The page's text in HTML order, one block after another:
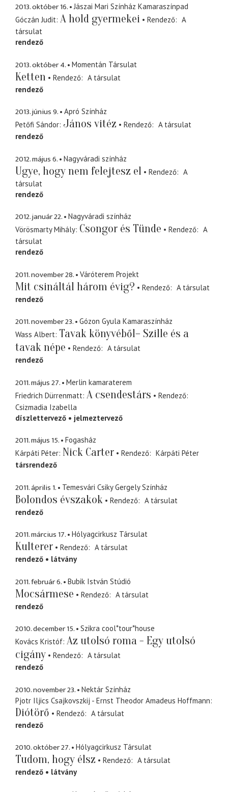
2013. október 16.
Jászai Mari Színház Kamaraszínpad
Góczán Judit A hold gyermekei Rendező
A
társulat
rendező
2013. október 4. Momentán Társulat
Ketten Rendező
A társulat
rendező
2013. június 9.
Apró Színház
Petőfi Sándor János vitéz Rendező
A társulat
rendező
2012. május 6. Nagyváradi színház
Ugye, hogy nem felejtesz el Rendező
A
társulat
rendező
2012. január 22.
Nagyváradi színház
Vörösmarty Mihály Csongor és Tünde Rendező
A
társulat
rendező
2011. november 28. Váróterem Projekt
Mit csináltál három évig? Rendező
A társulat
rendező
2011. november 23.
Gózon Gyula Kamaraszínház
Wass Albert Tavak könyvéből– Szille és a
tavak népe
Rendező
A társulat
rendező
2011. május 27.
Merlin kamaraterem
Friedrich Dürrenmatt A csendestárs
Rendező
Csizmadia Izabella
díszlettervező
jelmeztervező
2011. május 15.
Fogasház
Kárpáti Péter Nick Carter Rendező
Kárpáti Péter
társrendező
2011. április 1. Temesvári Csiky Gergely Színház
Bolondos évszakok Rendező
A társulat
rendező
2011. március 17. Hólyagcirkusz Társulat
Kulterer Rendező
A társulat
rendező
látvány
2011. február 6. Bubik István Stúdió
Mocsármese Rendező
A társulat
rendező
2010. december 15.
Szikra cool*tour*house
Kovács Kristóf Az utolsó roma - Egy utolsó
cigány
Rendező
A társulat
rendező
2010. november 23.
Nektár Színház
Pjotr Iljics Csajkovszkij - Ernst Theodor Amadeus Hoffmann
Diótörő Rendező
A társulat
rendező
2010. október 27. Hólyagcirkusz Társulat
Tudom, hogy élsz Rendező
A társulat
rendező
látvány